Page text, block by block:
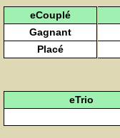
eCouplé
Gagnant
Placé
eTrio